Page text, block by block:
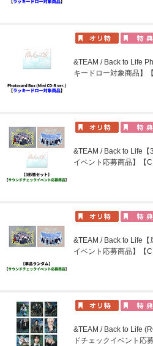
&TEAM / Back to Life
キードロー対象商品】【
&TEAM / Back to Life【
イベント応募商品】【
&TEAM / Back to Life【
イベント応募商品】【
&TEAM / Back to Life
ドチェックイベント応